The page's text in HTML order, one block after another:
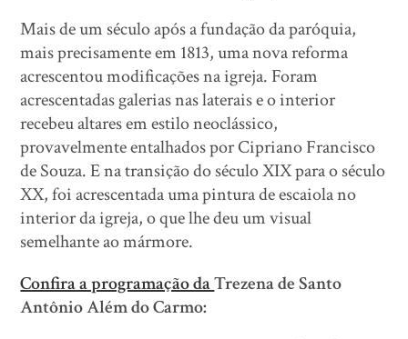
Mais de um século após a fundação da paróquia,
mais precisamente em 1813, uma nova reforma
acrescentou modificações na igreja. Foram
acrescentadas galerias nas laterais e o interior
recebeu altares em estilo neoclássico,
provavelmente entalhados por Cipriano Francisco
de Souza. E na transição do século XIX para o século
XX, foi acrescentada uma pintura de escaiola no
interior da igreja, o que lhe deu um visual
semelhante ao mármore.
Confira a programação daTrezena de Santo
Antônio Além do Carmo: